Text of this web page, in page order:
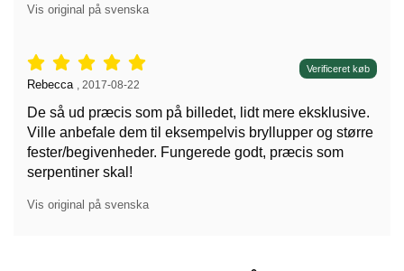
Vis original på svenska
Anmeldelser: 5 stjerne af 5, Verificeret køb
Anmeldelser af:
Rebecca 2017-08-22
De så ud præcis som på billedet, lidt mere eksklusive.
Ville anbefale dem til eksempelvis bryllupper og større
fester/begivenheder. Fungerede godt, præcis som
serpentiner skal!
Vis original på svenska